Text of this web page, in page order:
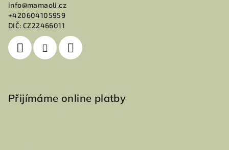
info@mamaoli.cz
+420604105959
DIČ: CZ22466011
Přijímáme online platby